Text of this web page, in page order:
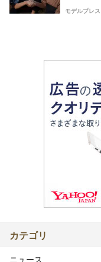
モデルプレス
カテゴリ
ニュース